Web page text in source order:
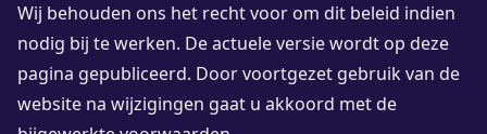
Wij behouden ons het recht voor om dit beleid indien
nodig bij te werken. De actuele versie wordt op deze
pagina gepubliceerd. Door voortgezet gebruik van de
website na wijzigingen gaat u akkoord met de